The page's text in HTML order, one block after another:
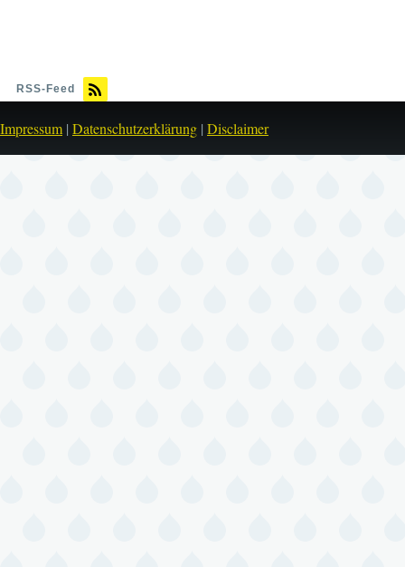
RSS-Feed
Impressum | Datenschutzerklärung | Disclaimer